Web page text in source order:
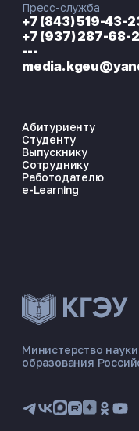
🏠
Министерство
образования
Абитуриенту
Студенту
Выпускнику
Сотруднику
Работодателю
e-Learning
Пресс-служба
+7 (843) 519-43-
+7 (937) 287-68-
---